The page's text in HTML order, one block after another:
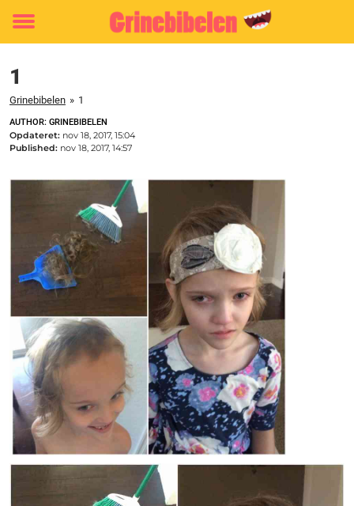
Toggle
1
Grinebibelen » 1
AUTHOR: GRINEBIBELEN
Opdateret: nov 18, 2017, 15:04
Published: nov 18, 2017, 14:57